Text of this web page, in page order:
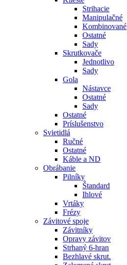
Strihacie
Manipulačné
Kombinované
Ostatné
Sady
Skrutkovače
Jednotlivo
Sady
Gola
Nástavce
Ostatné
Sady
Ostatné
Príslušenstvo
Svietidlá
Ručné
Ostatné
Káble a ND
Obrábanie
Pilníky
Štandard
Ihlové
Vrtáky
Frézy
Závitové spoje
Závitníky
Opravy závitov
Strhaný 6-hran
Bezhlavé skrut.